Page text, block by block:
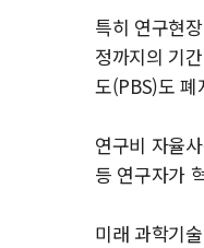
특히 연구현
정까지의 기
도(PBS)도 폐
연구비 자율
등 연구자가
미래 과학기